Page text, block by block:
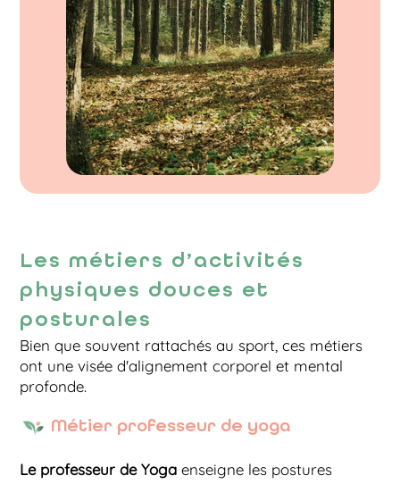
Les métiers d’activités
physiques douces et
posturales
Bien que souvent rattachés au sport, ces métiers
ont une visée d'alignement corporel et mental
profonde.
Métier professeur de yoga
Le professeur de Yogaenseigne les postures